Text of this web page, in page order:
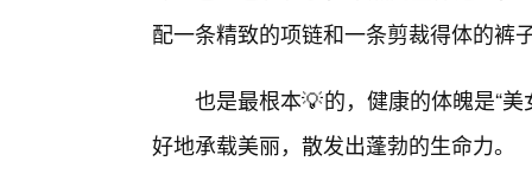
配一条精致的项链和一条剪裁得体的裤
也是最根本💡的，健康的体魄是“
好地承载美丽，散发出蓬勃的生命力。